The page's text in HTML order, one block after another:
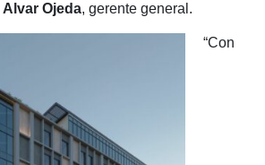
Alvar Ojeda, gerente general.
“Con